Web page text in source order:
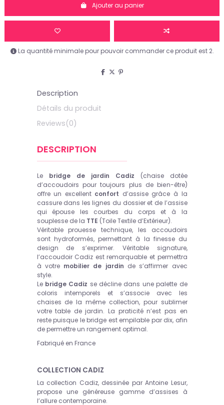
Ajouter au panier
La quantité minimale pour pouvoir commander ce produit est 2.
Description
Détails du produit
Reviews(0)
DESCRIPTION
Le bridge de jardin Cadiz (chaise dotée
d’accoudoirs pour toujours plus de bien-être)
offre un excellent confort d’assise grâce à la
cassure dans les lignes du dossier et de l’assise
qui épouse les courbes du corps et à la
souplesse de la TTE (Toile Textile d’Extérieur).
Véritable prouesse technique, les accoudoirs
sont hydroformés, permettant à la finesse du
design de s’exprimer. Véritable signature,
l’accoudoir Cadiz est remarquable et permettra
à votre mobilier de jardin de s’affirmer avec
style.
Le bridge Cadiz se décline dans une palette de
coloris intemporels et s’associe avec les
chaises de la même collection, pour sublimer
votre table de jardin. La praticité n’est pas en
reste puisque le bridge est empilable par dix, afin
de permettre un rangement optimal.
Fabriqué en France
COLLECTION CADIZ
La collection Cadiz, dessinée par Antoine Lesur,
propose une généreuse gamme d’assises à
l’allure contemporaine.